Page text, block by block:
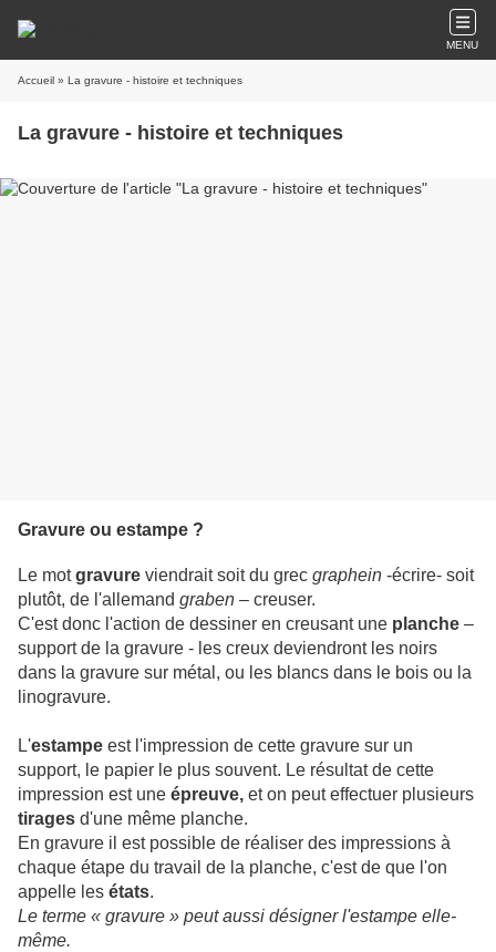
MENU
Accueil » La gravure - histoire et techniques
La gravure - histoire et techniques
Gravure ou estampe ?
Le motgravure viendrait soit du grec graphein -écrire- soit
plutôt, de l'allemand graben – creuser.
C'est donc l'action de dessiner en creusant une planche –
support de la gravure - les creux deviendront les noirs
dans la gravure sur métal, ou les blancs dans le bois ou la
linogravure.
L'estampe est l'impression de cette gravure sur un
support, le papier le plus souvent. Le résultat de cette
impression est une épreuve, et on peut effectuer plusieurs
tirages d'une même planche.
En gravure il est possible de réaliser des impressions à
chaque étape du travail de la planche, c'est de que l'on
appelle les états.
Le terme « gravure » peut aussi désigner l'estampe elle-
même.